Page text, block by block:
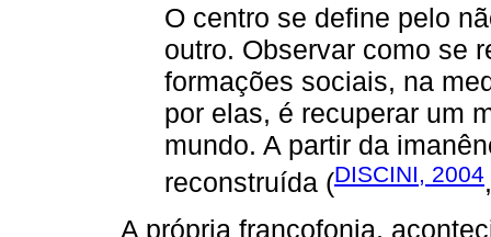
O centro se define pelo
outro. Observar como se
formações sociais, na
por elas, é recuperar um
mundo. A partir da
reconstruída (DISCINI, 2004
A própria francofonia,